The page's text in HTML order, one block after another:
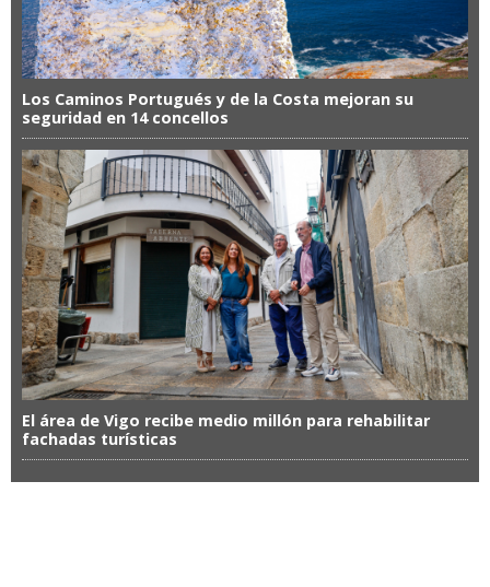
Los Caminos Portugués y de la Costa mejoran su
seguridad en 14 concellos
El área de Vigo recibe medio millón para rehabilitar
fachadas turísticas